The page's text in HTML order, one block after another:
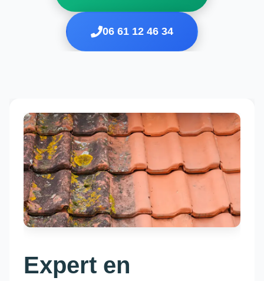
06 61 12 46 34
Expert en